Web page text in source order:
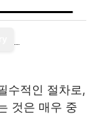
수적인 절차로,
것은 매우 중